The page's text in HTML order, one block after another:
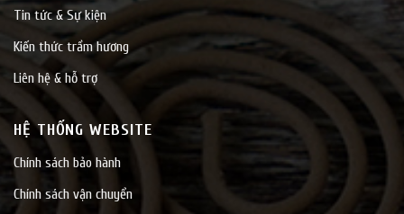
Tin tức & Sự kiện
Kiến thức trầm hương
Liên hệ & hỗ trợ
HỆ THỐNG WEBSITE
Chính sách bảo hành
Chính sách vận chuyển